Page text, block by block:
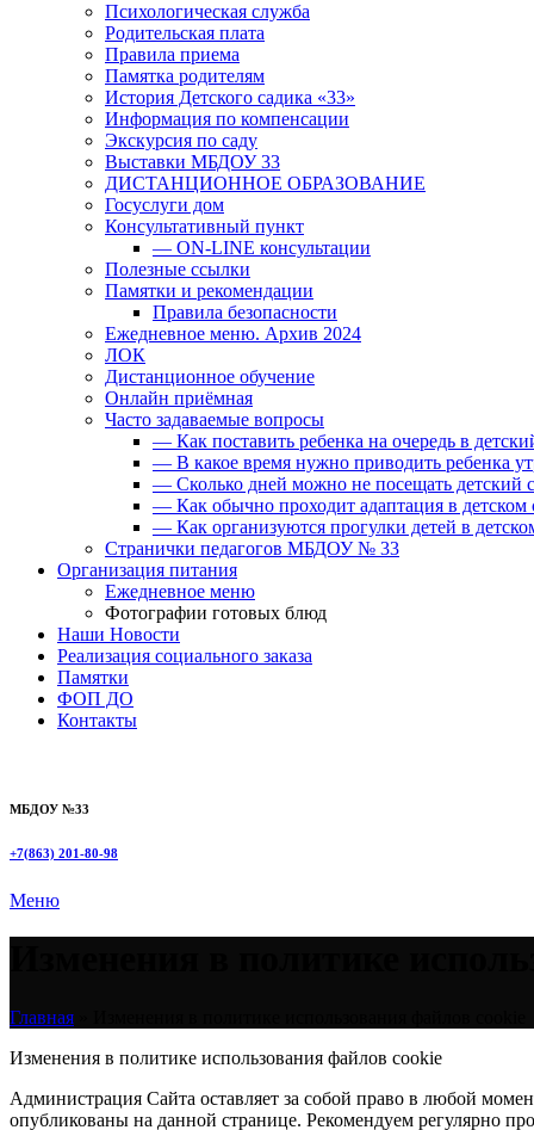
Психологическая служба
Родительская плата
Правила приема
Памятка родителям
История Детского садика «33»
Информация по компенсации
Экскурсия по саду
Выставки МБДОУ 33
ДИСТАНЦИОННОЕ ОБРАЗОВАНИЕ
Госуслуги дом
Консультативный пункт
— ON-LINE консультации
Полезные ссылки
Памятки и рекомендации
Правила безопасности
Ежедневное меню. Архив 2024
ЛОК
Дистанционное обучение
Онлайн приёмная
Часто задаваемые вопросы
— Как поставить ребенка на очередь в
— В какое время нужно приводить ребенка
— Сколько дней можно не посещать детский
— Как обычно проходит адаптация в детском
— Как организуются прогулки детей в
Странички педагогов МБДОУ № 33
Организация питания
Ежедневное меню
Фотографии готовых блюд
Наши Новости
Реализация социального заказа
Памятки
ФОП ДО
Контакты
МБДОУ №33
+7(863) 201-80-98
Меню
Главная
Изменения в политике использования файлов cookie
Администрация Сайта оставляет за собой право в любой
опубликованы на данной странице. Рекомендуем регулярно